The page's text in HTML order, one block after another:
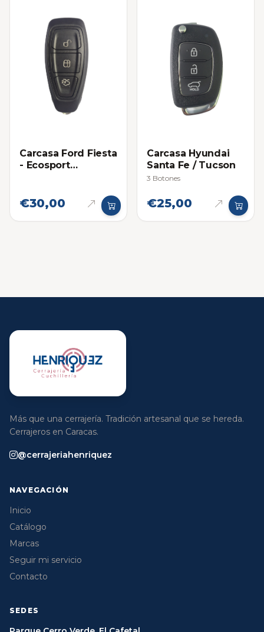
Carcasa Ford Fiesta
- Ecosport
€30,00
Carcasa Hyundai
Santa Fe / Tucson
3 Botones
€25,00
Más que una cerrajería. Tradición artesanal que se hereda.
Cerrajeros en Caracas.
@cerrajeriahenriquez
NAVEGACIÓN
Inicio
Catálogo
Marcas
Seguir mi servicio
Contacto
SEDES